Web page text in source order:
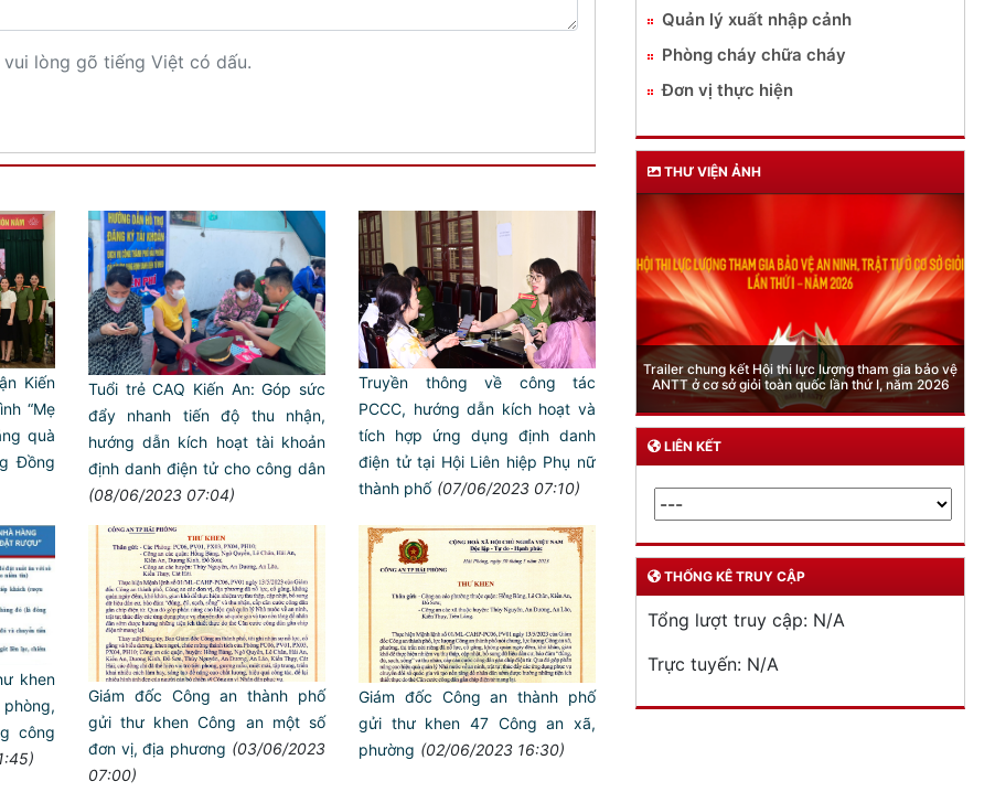
lòng gõ tiếng Việt có dấu.
Kiến
“Mẹ
quà
Đồng
Tuổi trẻ CAQ Kiến An: Góp sức
đẩy nhanh tiến độ thu nhận,
hướng dẫn kích hoạt tài khoản
định danh điện tử cho công dân
(08/06/2023 07:04)
Truyền thông về công tác
PCCC, hướng dẫn kích hoạt và
tích hợp ứng dụng định danh
điện tử tại Hội Liên hiệp Phụ nữ
thành phố (07/06/2023 07:10)
khen
công
Giám đốc Công an thành phố
gửi thư khen Công an một số
đơn vị, địa phương (03/06/2023
07:00)
Giám đốc Công an thành phố
gửi thư khen 47 Công an xã,
phường (02/06/2023 16:30)
Quản lý xuất nhập cảnh
Phòng cháy chữa cháy
Đơn vị thực hiện
THƯ VIỆN ẢNH
Phòng Quản lý xuất nhập cảnh: Hướng dẫn những
quy định mới trong lĩnh vực xuất cảnh, nhập cảnh
của công dân việt nam từ ngày 01/7/2026
LIÊN KẾT
THỐNG KÊ TRUY CẬP
Tổng lượt truy cập: N/A
Trực tuyến: N/A